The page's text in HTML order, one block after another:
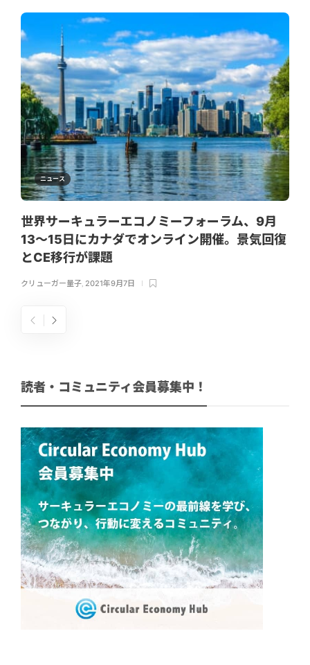
ニュース
世界サーキュラーエコノミーフォーラム、9月
13～15日にカナダでオンライン開催。景気回復
とCE移行が課題
クリューガー量子, 2021年9月7日
読者・コミュニティ会員募集中！